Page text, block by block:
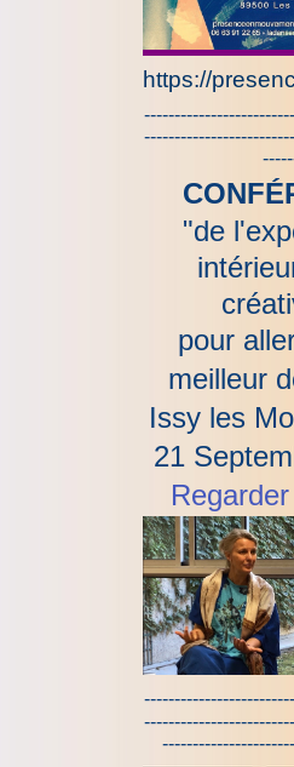
https://
"de
pour
meilleur
Issy les
21